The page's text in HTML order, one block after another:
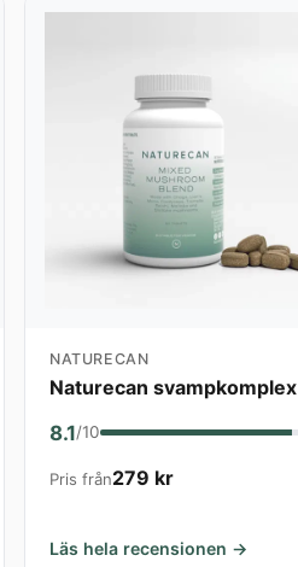
NATURECAN
Naturecan svampkomplex
8.1/10
Pris från279 kr
Läs hela recensionen →